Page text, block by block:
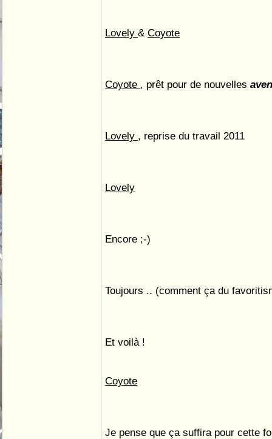
Lovely & Coyote
Coyote , prêt pour de nouvelles
Lovely , reprise du travail 2011
Lovely
Encore ;-)
Toujours .. (comment ça du
Et voilà !
Coyote
Je pense que ça suffira pour cette